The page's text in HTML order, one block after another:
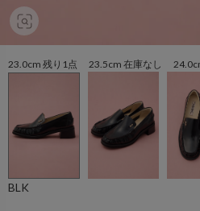
23.0cm 残り1点 23.5cm 在庫なし
BLK